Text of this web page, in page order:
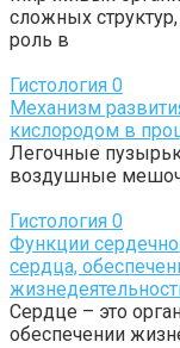
сложных
роль в
Гистология 0
Механизм
кислородом в
Легочные
воздушные
Гистология 0
Функции
сердца,
Сердце – это
обеспечении